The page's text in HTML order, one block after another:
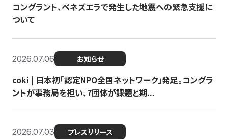
コングラント、ベネズエラで発生した地震への緊急支援に
ついて
2026.07.06 お知らせ
coki | 日本初「認定NPO全国ネットワーク」発足。コングラ
ントが事務局を担い、7団体が課題と期...
2026.07.03 プレスリリース